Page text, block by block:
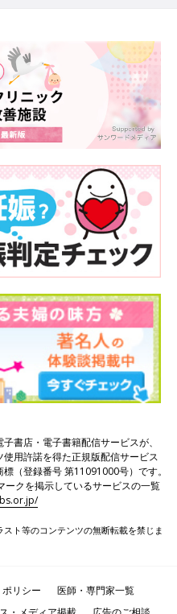
の疑いがあります。
われ、医師が触診をして腫れ
て調べます。
科へ。睾丸の発育状況、性器
診し、精液検査を行います。
ーベーションをし、精液を2
、質のよくない精子や未熟な
元電位検査（ORP検査）は酸
を調べます。
べます。精巣の異常・陰嚢水
ます。また妊娠に影響を与え
書店・電子書籍配信サービスが、
用許諾を得た正規版配信サービス
（登録番号 第11091000号）です。
ークを掲示しているサービスの一覧
ト等のコンテンツの無断転載を禁じま
ポリシー
医師・専門家一覧